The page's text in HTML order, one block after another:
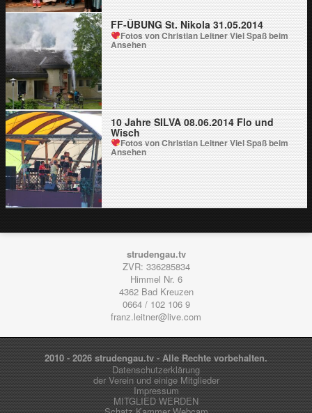
FF-ÜBUNG St. Nikola 31.05.2014
Fotos von Christian LeitnerViel Spaß beim
Ansehen
10 Jahre SILVA 08.06.2014 Flo und
Wisch
Fotos von Christian LeitnerViel Spaß beim
Ansehen
strudengau.tv
ZVR: 336285834
Himmel Nr. 6
4362 Bad Kreuzen
0664 / 102 106 9
franz.leitner@live.com
2010 - 2026 strudengau.tv - Alle Rechte vorbehalten.
Datenschutzerklärung
der Verein und einige Mitglieder
Impressum
MITGLIED WERDEN